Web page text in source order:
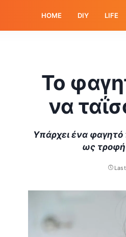
HOME DIY LIFE
Το
να
Υπάρχει ένα φαγητό
ως τροφή